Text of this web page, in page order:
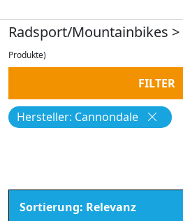
Radsport/Mountainbikes >
Produkte)
FILTER
Hersteller: Cannondale